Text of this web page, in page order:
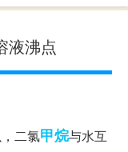
液沸点
二氯甲烷与水互